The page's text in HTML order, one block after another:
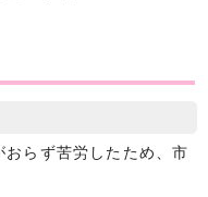
らず苦労したため、市